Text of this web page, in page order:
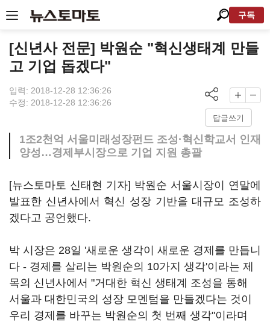
구독
[신년사 전문] 박원순 "혁신생태계 만들
고 기업 돕겠다"
입력: 2018-12-28 12:36:26
수정: 2018-12-28 12:36:26
답글쓰기
1조2천억 서울미래성장펀드 조성·혁신학교서 인재
양성…경제부시장으로 기업 지원 총괄
[뉴스토마토 신태현 기자] 박원순 서울시장이 연말에
발표한 신년사에서 혁신 성장 기반을 대규모 조성하
겠다고 공언했다.
박 시장은 28일 '새로운 생각이 새로운 경제를 만듭니
다 - 경제를 살리는 박원순의 10가지 생각'이라는 제
목의 신년사에서 "거대한 혁신 생태계 조성을 통해
서울과 대한민국의 성장 모멘텀을 만들겠다는 것이
우리 경제를 바꾸는 박원순의 첫 번째 생각"이라며